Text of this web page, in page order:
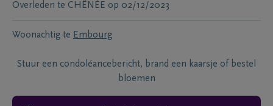
Overleden te CHÊNÉE op 02/12/2023
Woonachtig te Embourg
Stuur een condoléancebericht, brand een kaarsje of bestel
bloemen